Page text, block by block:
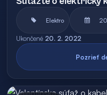
Elektro
Ukončené 20. 2. 2022
Pozrieť